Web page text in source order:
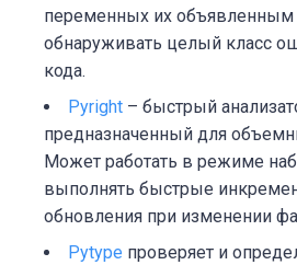
переменных их объявленным
обнаруживать целый класс
кода.
Pyright – быстрый
предназначенный для
Может работать в режиме
выполнять быстрые
обновления при изменении
Pytype проверяет и